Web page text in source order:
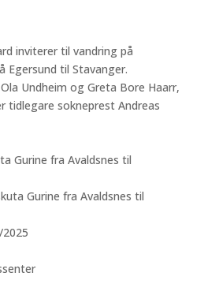
inviterer til vandring på
Egersund til Stavanger.
Undheim og Greta Bore Haarr,
tidlegare sokneprest Andreas
Gurine fra Avaldsnes til
2025